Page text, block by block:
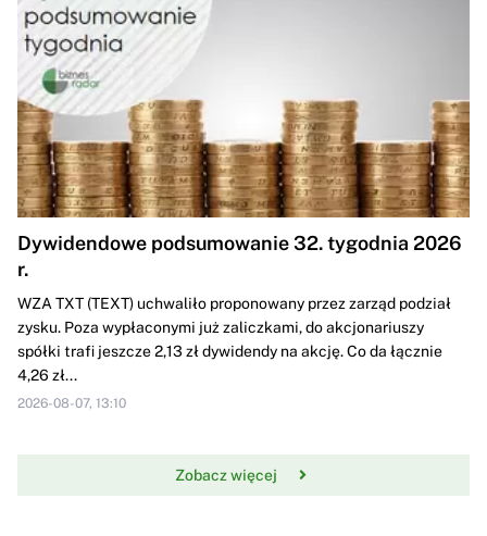
Dywidendowe podsumowanie 32. tygodnia 2026
r.
WZA TXT (TEXT) uchwaliło proponowany przez zarząd podział
zysku. Poza wypłaconymi już zaliczkami, do akcjonariuszy
spółki trafi jeszcze 2,13 zł dywidendy na akcję. Co da łącznie
4,26 zł...
2026-08-07, 13:10
Zobacz więcej